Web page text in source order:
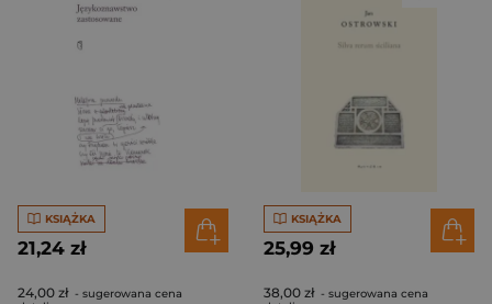
KSIĄŻKA
21,24 zł
24,00 zł - sugerowana cena
KSIĄŻKA
25,99 zł
38,00 zł - sugerowana cena